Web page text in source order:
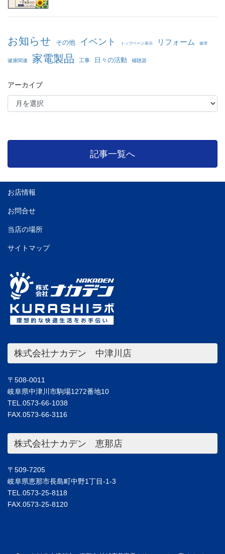
お知らせ その他 イベント トップページ表示 リフォーム 修理
健康関連 家電製品 工事 日々の活動 補聴器
アーカイブ
記事一覧へ
お店情報
お問合せ
当店の場所
サイトマップ
株式会社ナカデン 中津川店
〒508-0011
岐阜県中津川市駒場1272番地10
TEL.0573-66-1038
FAX.0573-66-3116
株式会社ナカデン 恵那店
〒509-7205
岐阜県恵那市長島町中野1丁目-1-3
TEL.0573-25-8118
FAX.0573-25-8120